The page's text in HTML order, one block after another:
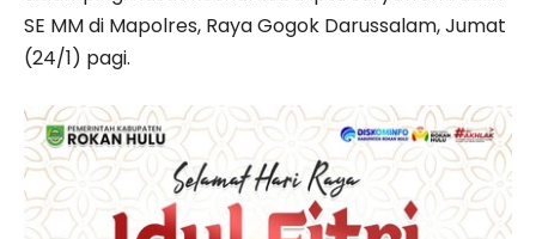
SE MM di Mapolres, Raya Gogok Darussalam, Jumat
(24/1) pagi.